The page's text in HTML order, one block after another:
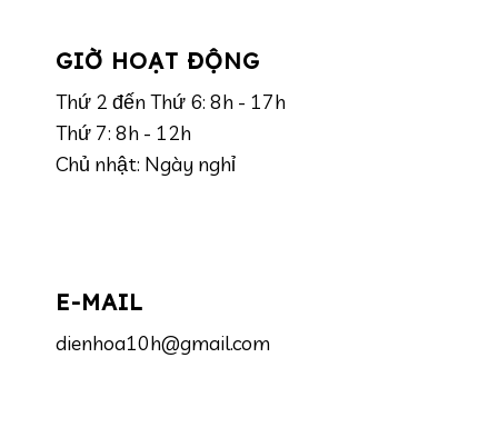
GIỜ HOẠT ĐỘNG
Thứ 2 đến Thứ 6: 8h - 17h
Thứ 7: 8h - 12h
Chủ nhật: Ngày nghỉ
E-MAIL
dienhoa10h@gmail.com